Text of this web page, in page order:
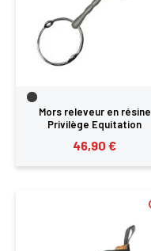
Mors releveur en résine
Privilège Equitation
46,90 €